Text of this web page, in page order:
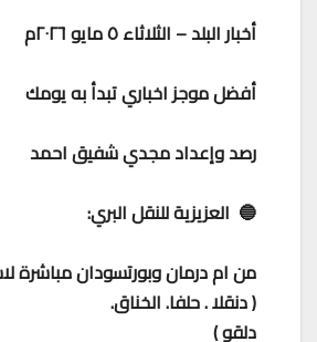
أخبار البلد – الثلاثاء ٥ مايو ٢٠٢٦م
أفضل موجز اخباري تبدأ به يومك
رصد وإعداد مجدي شفيق احمد
🔵 العزيزية للنقل البري:
من ام درمان وبورتسودان مباشرة
( دنقلا . حلفا. الخناق.
دلقو )